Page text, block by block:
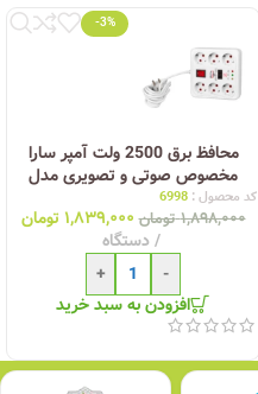
-3%
محافظ برق 2500 ولت آمپر سارا
مخصوص صوتی و تصویری مدل
P256C دارای نمایشگر ولتاژ- شش
خانه
کد محصول : 6998
۱,۸۹۸,۰۰۰ تومان ۱,۸۳۹,۰۰۰ تومان
دستگاه
-
+
افزودن به سبد خرید